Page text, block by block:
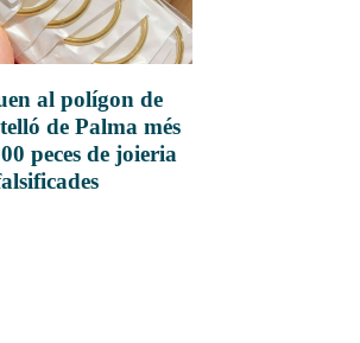
al polígon de
de Palma més
peces de joieria